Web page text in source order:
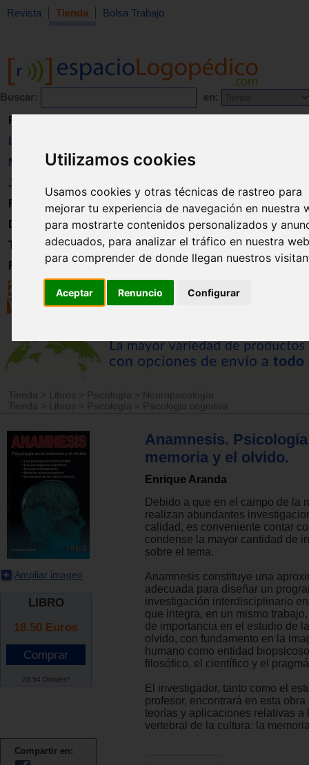
Utilizamos cookies
Usamos cookies y otras técnicas de rastreo para
mejorar tu experiencia de navegación en nuestra
para mostrarte contenidos personalizados y
adecuados, para analizar el tráfico en nuestra
para comprender de donde llegan nuestros
Aceptar Renuncio Configurar
Revista Tienda Bolsa Trabajo
Buscar: en:
Revista
Libros
Material
Juguetes
Formación
Directorio
Trabajo
Registro
Tienda > Libros > Psicología > Neuropsicología
Tienda
> Libros > Psicología > Psicologia cognitiva
Ampliar imagen
LIBRO
18.50 Euros
20.54 Dólares*
Compartir en:
Anamnesis.
memoria y el olvido.
Enrique Aranda
Debido a que en el campo de la
realizan abundantes
calidad, es conveniente contar
condense la mayor cantidad de
sobre el tema.
Anamnesis constituye una
adecuada para diseñar un
investigación interdisciplinario
que integra, en un mismo
de importancia en el estudio de
olvido, con fundamento en la
humano como entidad
filosófico, el científico y el
El investigador, tanto como el
profesor, encontrará en esta
teorías y aplicaciones relativas a
vertebral de la cultura: la